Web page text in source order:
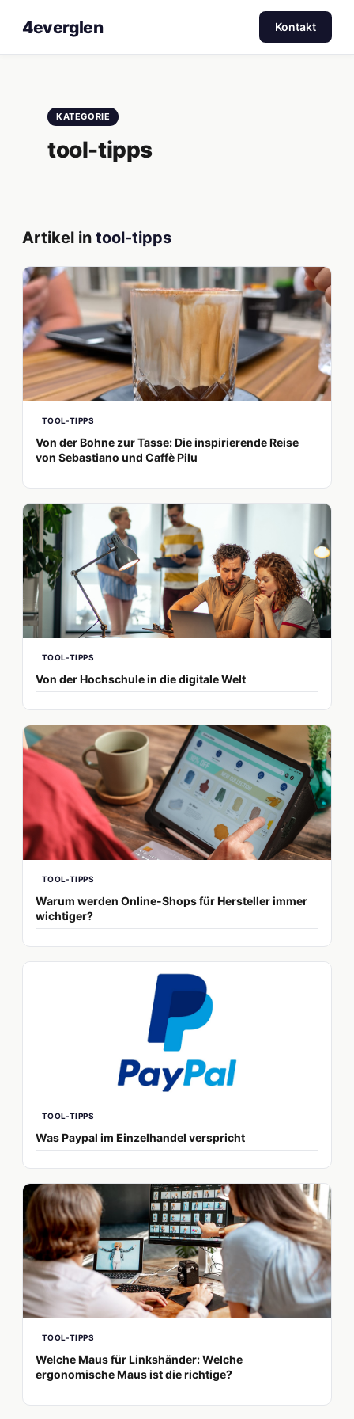
4everglen Kontakt
KATEGORIE
tool-tipps
Artikel in tool-tipps
TOOL-TIPPS
Von der Bohne zur Tasse: Die inspirierende Reise
von Sebastiano und Caffè Pilu
TOOL-TIPPS
Von der Hochschule in die digitale Welt
TOOL-TIPPS
Warum werden Online-Shops für Hersteller immer
wichtiger?
TOOL-TIPPS
Was Paypal im Einzelhandel verspricht
TOOL-TIPPS
Welche Maus für Linkshänder: Welche
ergonomische Maus ist die richtige?